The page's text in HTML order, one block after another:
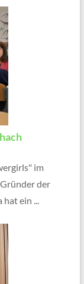
im
der
ein ...